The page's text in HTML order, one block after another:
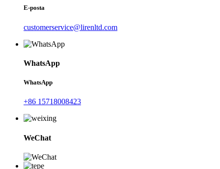
E-posta
customerservice@lirenltd.com
WhatsApp
WhatsApp
+86 15718008423
WeChat